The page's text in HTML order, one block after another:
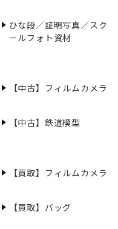
ひな段／証明写真／スク
ールフォト資材
【中古】フィルムカメラ
【中古】鉄道模型
【買取】フィルムカメラ
【買取】バッグ